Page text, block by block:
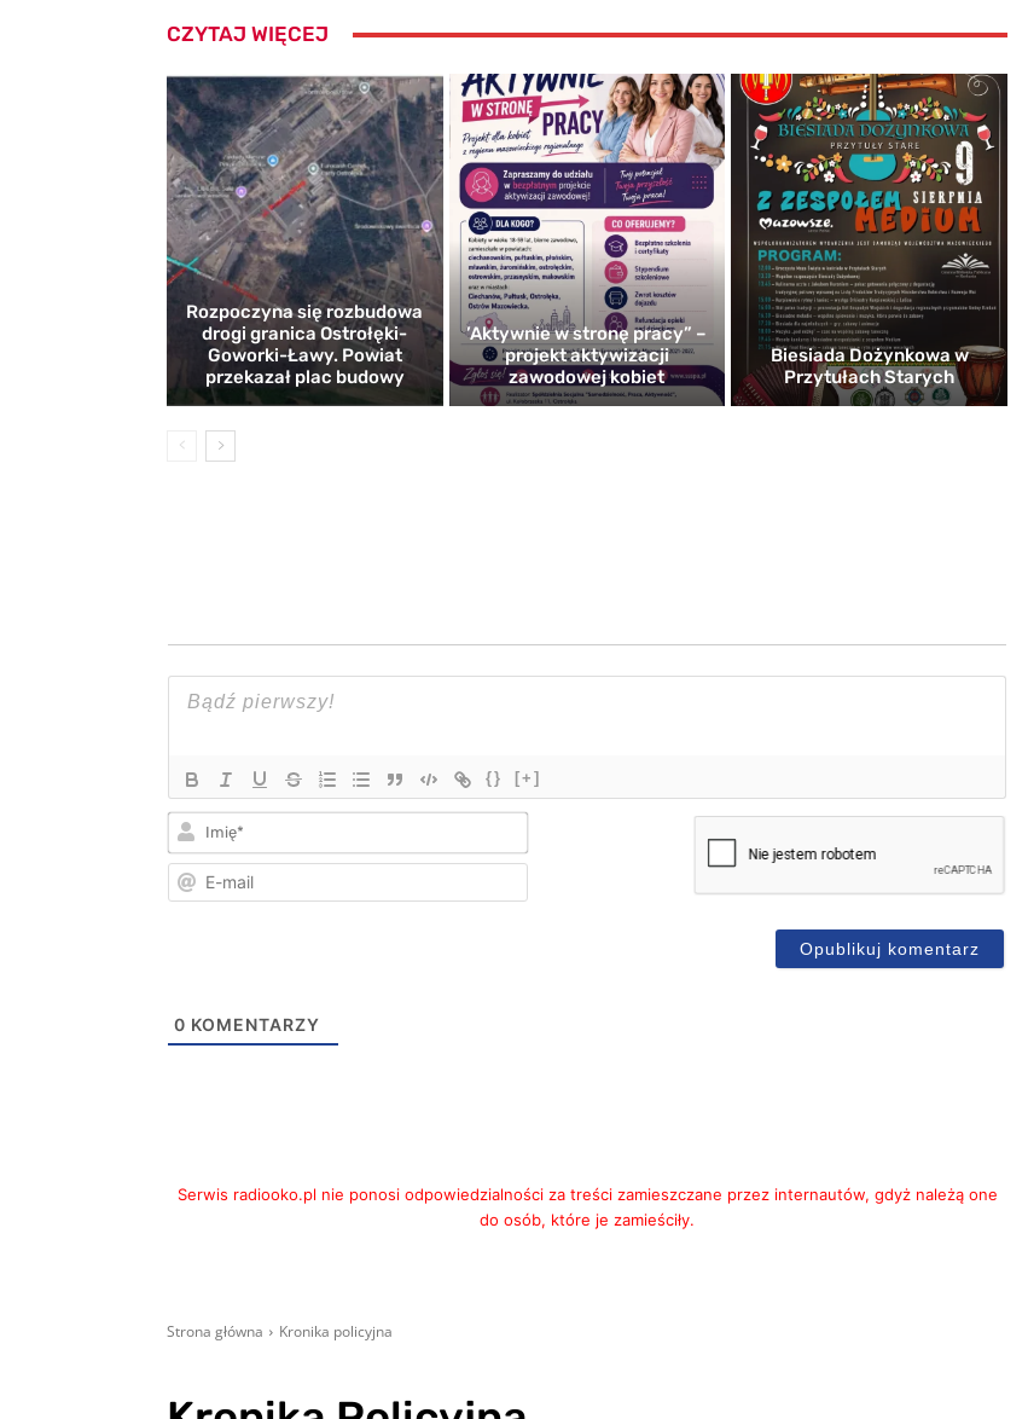
CZYTAJ WIĘCEJ
Rozpoczyna się rozbudowa
drogi granica Ostrołęki-
Goworki-Ławy. Powiat
przekazał plac budowy
’Aktywnie w stronę pracy” –
projekt aktywizacji
zawodowej kobiet
Biesiada Dożynkowa w
Przytułach Starych
{} [+]
Imię*
mail
0 KOMENTARZY
Serwis radiooko.pl nie ponosi odpowiedzialności za treści zamieszczane przez internautów, gdyż należą one
do osób, które je zamieściły.